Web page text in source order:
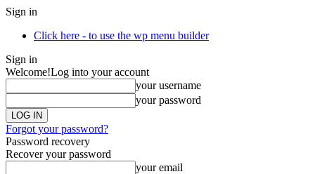
Sign in
Click here - to use the wp menu builder
Sign in
Welcome!Log into your account
your username
your password
Forgot your password?
Password recovery
Recover your password
your email